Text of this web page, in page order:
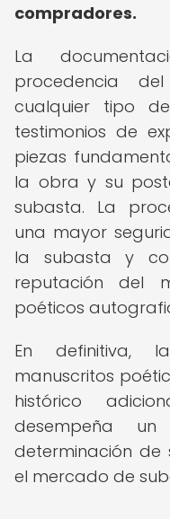
compradores.
La
procedencia
cualquier tipo
testimonios de
piezas
la obra y su
subasta. La
una mayor
la subasta y
reputación del
poéticos
En definitiva,
manuscritos
histórico
desempeña
determinación
el mercado de